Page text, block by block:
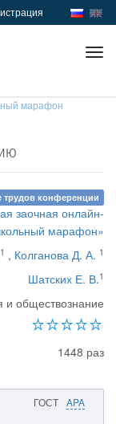
марафон
трудов конференции
заочная онлайн-
марафон»
1 , Колганова Д. А. 1
Шатских Е. В.1
и обществознание
1448 раз
ГОСТ APA